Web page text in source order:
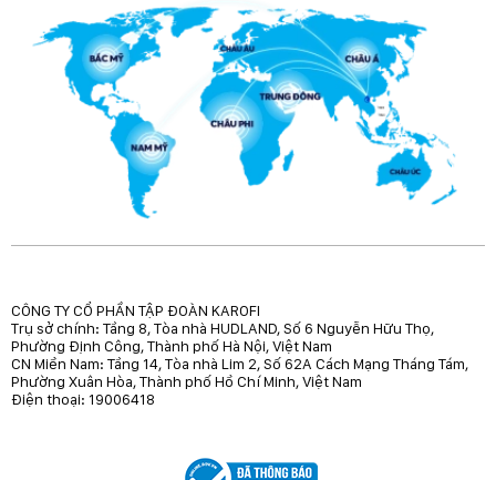
CÔNG TY CỔ PHẦN TẬP ĐOÀN KAROFI
Trụ sở chính: Tầng 8, Tòa nhà HUDLAND, Số 6 Nguyễn Hữu Thọ,
Phường Định Công, Thành phố Hà Nội, Việt Nam
CN Miền Nam: Tầng 14, Tòa nhà Lim 2, Số 62A Cách Mạng Tháng Tám,
Phường Xuân Hòa, Thành phố Hồ Chí Minh, Việt Nam
Điện thoại: 19006418